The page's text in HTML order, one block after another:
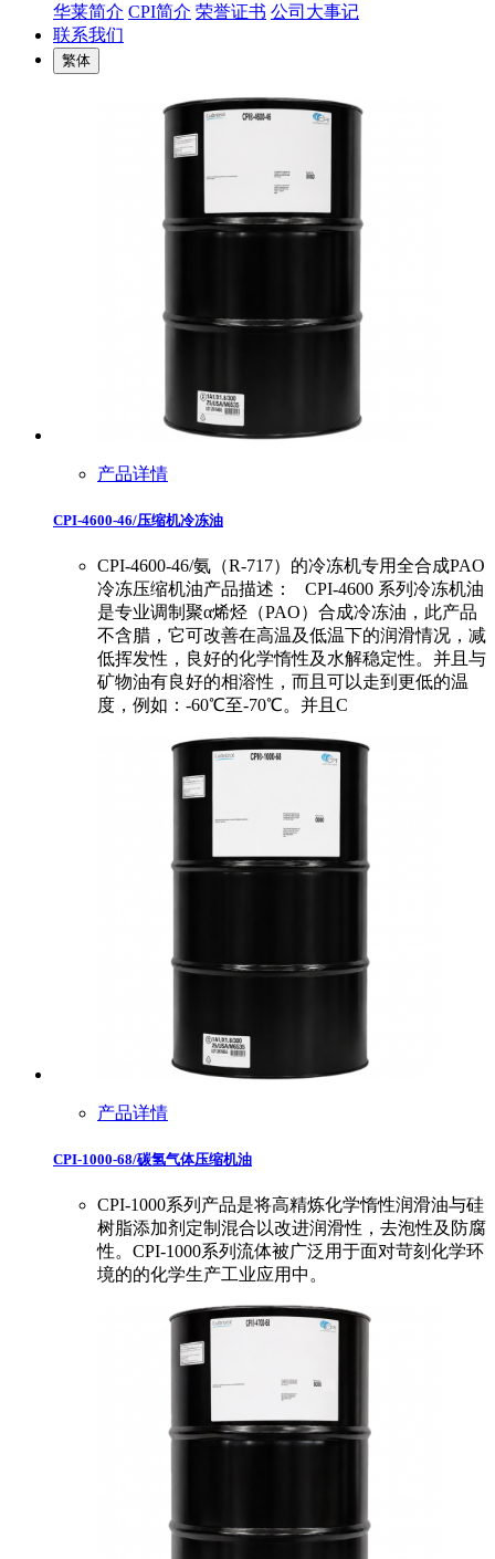
华莱简介 CPI简介 荣誉证书 公司大事记
联系我们
繁体
产品详情
CPI-4600-46/压缩机冷冻油
CPI-4600-46/氨（R-717）的冷冻机专用全合成PAO
冷冻压缩机油产品描述： CPI-4600 系列冷冻机油
是专业调制聚α烯烃（PAO）合成冷冻油，此产品
不含腊，它可改善在高温及低温下的润滑情况，减
低挥发性，良好的化学惰性及水解稳定性。并且与
矿物油有良好的相溶性，而且可以走到更低的温
度，例如：-60℃至-70℃。并且C
产品详情
CPI-1000-68/碳氢气体压缩机油
CPI-1000系列产品是将高精炼化学惰性润滑油与硅
树脂添加剂定制混合以改进润滑性，去泡性及防腐
性。CPI-1000系列流体被广泛用于面对苛刻化学环
境的的化学生产工业应用中。